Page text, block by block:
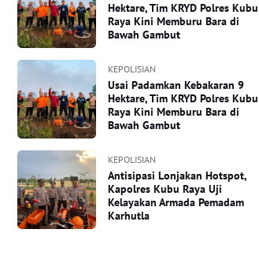
Hektare, Tim KRYD Polres Kubu
Raya Kini Memburu Bara di
Bawah Gambut
KEPOLISIAN
Usai Padamkan Kebakaran 9
Hektare, Tim KRYD Polres Kubu
Raya Kini Memburu Bara di
Bawah Gambut
KEPOLISIAN
Antisipasi Lonjakan Hotspot,
Kapolres Kubu Raya Uji
Kelayakan Armada Pemadam
Karhutla